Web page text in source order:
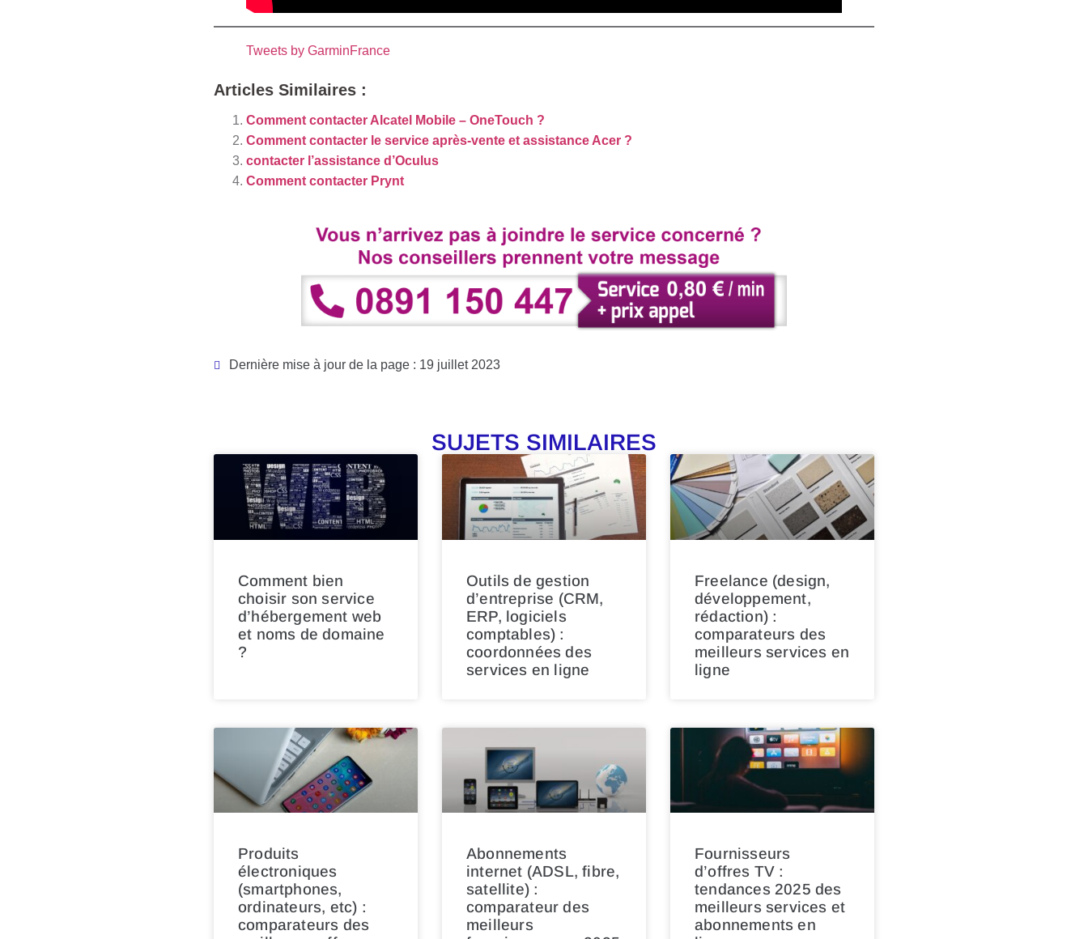
Tweets by GarminFrance
Articles Similaires :
Comment contacter Alcatel Mobile – OneTouch ?
Comment contacter le service après-vente et assistance Acer ?
contacter l’assistance d’Oculus
Comment contacter Prynt
Dernière mise à jour de la page : 19 juillet 2023
SUJETS SIMILAIRES
Comment bien
choisir son service
d’hébergement web
et noms de domaine
?
Outils de gestion
d’entreprise (CRM,
ERP, logiciels
comptables) :
coordonnées des
services en ligne
Freelance (design,
développement,
rédaction) :
comparateurs des
meilleurs services en
ligne
Produits
électroniques
(smartphones,
ordinateurs, etc) :
comparateurs des
Abonnements
internet (ADSL, fibre,
satellite) :
comparateur des
meilleurs
Fournisseurs
d’offres TV :
tendances 2025 des
meilleurs services et
abonnements en